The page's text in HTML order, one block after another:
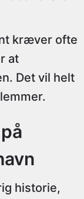
kræver ofte
at
Det vil helt
historie,